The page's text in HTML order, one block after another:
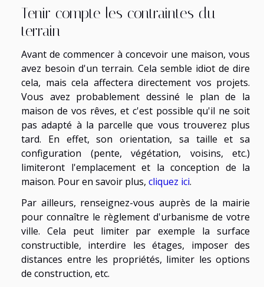
Tenir compte les contraintes du
terrain
Avant de commencer à concevoir une maison, vous
avez besoin d'un terrain. Cela semble idiot de dire
cela, mais cela affectera directement vos projets.
Vous avez probablement dessiné le plan de la
maison de vos rêves, et c'est possible qu'il ne soit
pas adapté à la parcelle que vous trouverez plus
tard. En effet, son orientation, sa taille et sa
configuration (pente, végétation, voisins, etc.)
limiteront l'emplacement et la conception de la
maison. Pour en savoir plus, cliquez ici.
Par ailleurs, renseignez-vous auprès de la mairie
pour connaître le règlement d'urbanisme de votre
ville. Cela peut limiter par exemple la surface
constructible, interdire les étages, imposer des
distances entre les propriétés, limiter les options
de construction, etc.